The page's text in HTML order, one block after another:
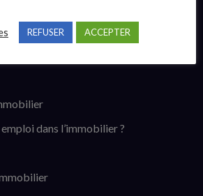
dans l’immobilier ?
REFUSER ACCEPTER